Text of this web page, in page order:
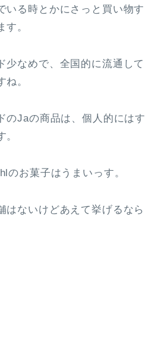
いる時とかにさっと買い物す
す。
少なめで、全国的に流通して
ね。
のJaの商品は、個人的にはす
のお菓子はうまいっす。
はないけどあえて挙げるなら